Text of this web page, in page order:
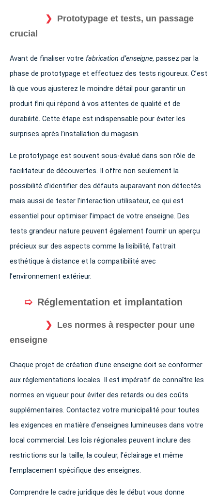
Prototypage et tests, un passage
crucial
Avant de finaliser votre fabrication d’enseigne, passez par la
phase de prototypage et effectuez des tests rigoureux. C’est
là que vous ajusterez le moindre détail pour garantir un
produit fini qui répond à vos attentes de qualité et de
durabilité. Cette étape est indispensable pour éviter les
surprises après l’installation du magasin.
Le prototypage est souvent sous-évalué dans son rôle de
facilitateur de découvertes. Il offre non seulement la
possibilité d’identifier des défauts auparavant non détectés
mais aussi de tester l’interaction utilisateur, ce qui est
essentiel pour optimiser l’impact de votre enseigne. Des
tests grandeur nature peuvent également fournir un aperçu
précieux sur des aspects comme la lisibilité, l’attrait
esthétique à distance et la compatibilité avec
l’environnement extérieur.
Réglementation et implantation
Les normes à respecter pour une
enseigne
Chaque projet de création d’une enseigne doit se conformer
aux réglementations locales. Il est impératif de connaître les
normes en vigueur pour éviter des retards ou des coûts
supplémentaires. Contactez votre municipalité pour toutes
les exigences en matière d’enseignes lumineuses dans votre
local commercial. Les lois régionales peuvent inclure des
restrictions sur la taille, la couleur, l’éclairage et même
l’emplacement spécifique des enseignes.
Comprendre le cadre juridique dès le début vous donne